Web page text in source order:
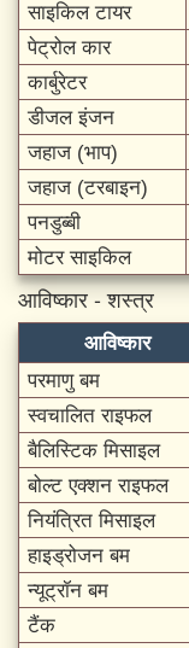
साइकिल टायर
पेट्रोल कार
कार्बुरेटर
डीजल इंजन
जहाज (भाप)
जहाज (टरबाइन)
पनडुब्बी
मोटर साइकिल
आविष्कार - शस्त्र
आविष्कार
परमाणु बम
स्वचालित राइफल
बैलिस्टिक मिसाइल
बोल्ट एक्शन राइफल
नियंत्रित मिसाइल
हाइड्रोजन बम
न्यूट्रॉन बम
टैंक